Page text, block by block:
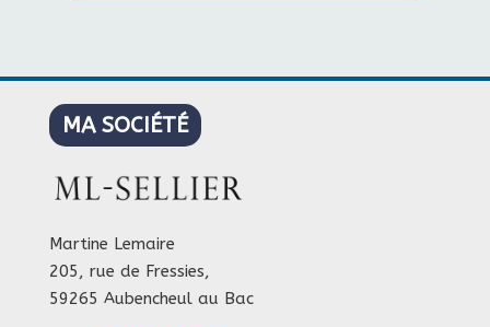
MA SOCIÉTÉ
Martine Lemaire
205, rue de Fressies,
59265 Aubencheul au Bac